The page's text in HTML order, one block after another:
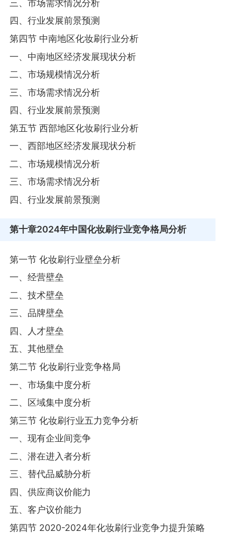
三、市场需求情况分析
四、行业发展前景预测
第四节 中南地区化妆刷行业分析
一、中南地区经济发展现状分析
二、市场规模情况分析
三、市场需求情况分析
四、行业发展前景预测
第五节 西部地区化妆刷行业分析
一、西部地区经济发展现状分析
二、市场规模情况分析
三、市场需求情况分析
四、行业发展前景预测
第十章2024年中国化妆刷行业竞争格局分析
第一节 化妆刷行业壁垒分析
一、经营壁垒
二、技术壁垒
三、品牌壁垒
四、人才壁垒
五、其他壁垒
第二节 化妆刷行业竞争格局
一、市场集中度分析
二、区域集中度分析
第三节 化妆刷行业五力竞争分析
一、现有企业间竞争
二、潜在进入者分析
三、替代品威胁分析
四、供应商议价能力
五、客户议价能力
第四节 2020-2024年化妆刷行业竞争力提升策略